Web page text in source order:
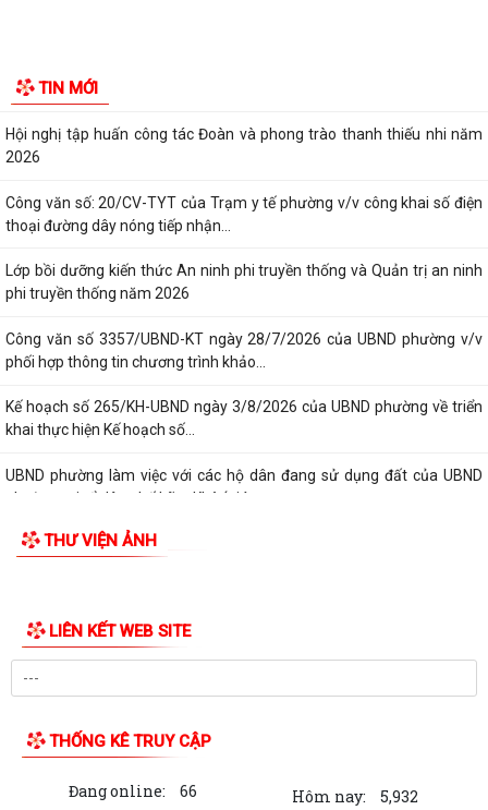
TIN MỚI
giữa năm 2026 HĐND thành phố...
Hội nghị tập huấn công tác Đoàn và phong trào thanh thiếu nhi năm
2026
Công văn số: 20/CV-TYT của Trạm y tế phường v/v công khai số điện
thoại đường dây nóng tiếp nhận...
Lớp bồi dưỡng kiến thức An ninh phi truyền thống và Quản trị an ninh
phi truyền thống năm 2026
Công văn số 3357/UBND-KT ngày 28/7/2026 của UBND phường v/v
phối hợp thông tin chương trình khảo...
Kế hoạch số 265/KH-UBND ngày 3/8/2026 của UBND phường về triển
khai thực hiện Kế hoạch số...
UBND phường làm việc với các hộ dân đang sử dụng đất của UBND
phường tại tổ dân phố Lãm Khê (giáp...
PHƯỜNG KIẾN AN THAM DỰ HỘI NGHỊ TRỰC TUYẾN THÀNH PHỐ VỀ
Lễ chào cờ tháng 8/2026
Thông báo số 1298/TB-UBND ngày 31/7/2026 về việc công bố kế
việc công bố kế hoạch, danh mục khu đất...
THƯ VIỆN ẢNH
LIÊN KẾT WEB SITE
THỐNG KÊ TRUY CẬP
Đang online: 66 Hôm nay: 5,932